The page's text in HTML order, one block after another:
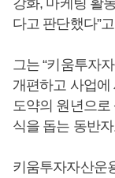
다고 판단했다”
그는 “키움투자
개편하고 사업에
도약의 원년으
식을 돕는 동반
키움투자자산운